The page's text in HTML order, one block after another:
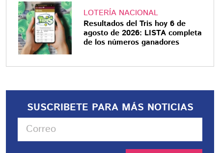
LOTERÍA NACIONAL
Resultados del Tris hoy 6 de
agosto de 2026: LISTA completa
de los números ganadores
SUSCRIBETE PARA MÁS NOTICIAS